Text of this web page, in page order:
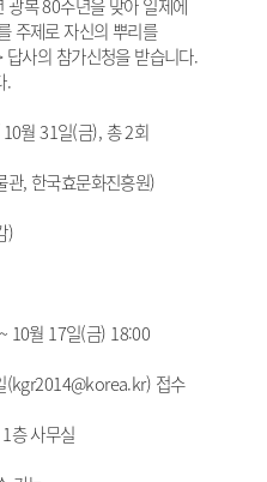
복 80주년을 맞아 일제에
주제로 자신의 뿌리를
사의 참가신청을 받습니다.
.
월 31일(금), 총 2회
, 한국효문화진흥원)
)
10월 17일(금) 18:00
(kgr2014@korea.kr) 접수
층 사무실